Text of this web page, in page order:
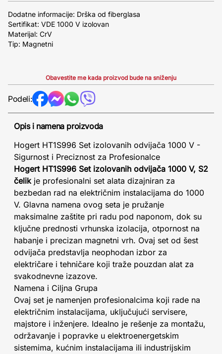
Dodatne informacije: Drška od fiberglasa
Sertifikat: VDE 1000 V izolovan
Materijal: CrV
Tip: Magnetni
Obavestite me kada proizvod bude na sniženju
Podeli:
Opis i namena proizvoda
Hogert HT1S996 Set izolovanih odvijača 1000 V -
Sigurnost i Preciznost za Profesionalce
Hogert HT1S996 Set izolovanih odvijača 1000 V, S2
čelikje profesionalni set alata dizajniran za
bezbedan rad na električnim instalacijama do 1000
V. Glavna namena ovog seta je pružanje
maksimalne zaštite pri radu pod naponom, dok su
ključne prednosti vrhunska izolacija, otpornost na
habanje i precizan magnetni vrh. Ovaj set od šest
odvijača predstavlja neophodan izbor za
električare i tehničare koji traže pouzdan alat za
svakodnevne izazove.
Namena i Ciljna Grupa
Ovaj set je namenjen profesionalcima koji rade na
električnim instalacijama, uključujući servisere,
majstore i inženjere. Idealno je rešenje za montažu,
održavanje i popravke u elektroenergetskim
sistemima, kućnim instalacijama ili industrijskim